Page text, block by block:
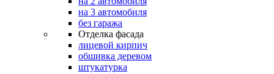
на 3 автомобиля
без гаража
Отделка фасада
лицевой кирпич
обшивка деревом
штукатурка